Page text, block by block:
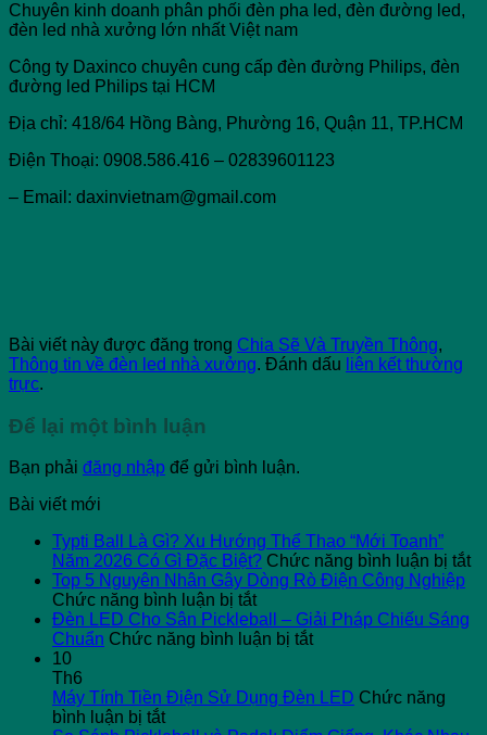
Chuyên kinh doanh phân phối đèn pha led, đèn đường led,
đèn led nhà xưởng lớn nhất Việt nam
Công ty Daxinco chuyên cung cấp đèn đường Philips, đèn
đường led Philips tại HCM
Địa chỉ: 418/64 Hồng Bàng, Phường 16, Quận 11, TP.HCM
Điện Thoại: 0908.586.416 – 02839601123
– Email: daxinvietnam@gmail.com
Bài viết này được đăng trong Chia Sẽ Và Truyền Thông,
Thông tin về đèn led nhà xưởng. Đánh dấu liên kết thường
trực.
Để lại một bình luận
Bạn phải đăng nhập để gửi bình luận.
Bài viết mới
Typti Ball Là Gì? Xu Hướng Thể Thao “Mới Toanh”
Năm 2026 Có Gì Đặc Biệt? Chức năng bình luận bị tắtở
Top 5 Nguyên Nhân Gây Dòng Rò Điện Công Nghiệp
Chức năng bình luận bị tắtở
Top
5
Gây
Đèn LED Cho Sân Pickleball – Giải Pháp Chiếu Sáng
Chuẩn Chức năng bình luận bị tắtở
Cho
10
Th6
Máy Tính Tiền Điện Sử Dụng Đèn LED Chức năng
bình luận bị tắtở